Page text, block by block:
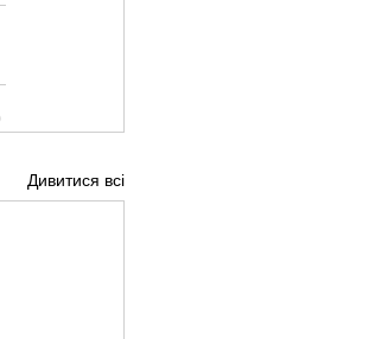
Дивитися всі